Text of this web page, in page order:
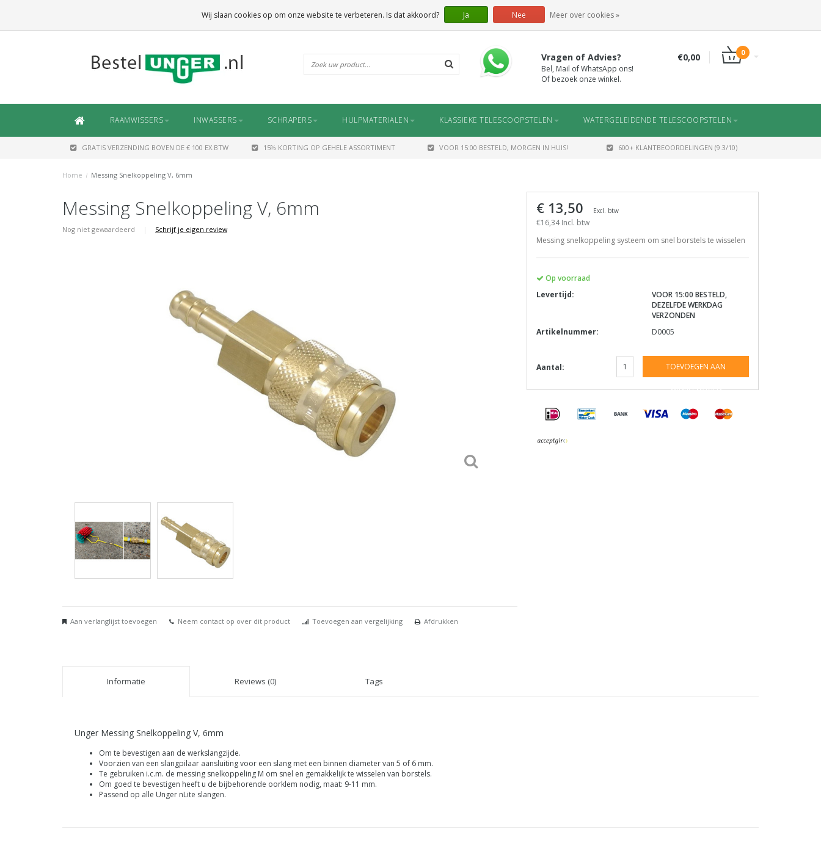
Vragen of Advies?
Bel, Mail of WhatsApp ons!
Of bezoek onze winkel.
€0,00 0
RAAMWISSERS INWASSERS SCHRAPERS HULPMATERIALEN KLASSIEKE TELESCOOPSTELEN WATERGELEIDENDE TELESCOOPSTELEN
GRATIS VERZENDING BOVEN DE € 100 EX.BTW 15% KORTING OP GEHELE ASSORTIMENT VOOR 15:00 BESTELD, MORGEN IN HUIS! 600+ KLANTBEOORDELINGEN (9.3/10)
Home / Messing Snelkoppeling V, 6mm
Messing Snelkoppeling V, 6mm
Nog niet gewaardeerd | Schrijf je eigen review
Aan verlanglijst toevoegen Neem contact op over dit product Toevoegen aan vergelijking Afdrukken
€ 13,50 Excl. btw
€16,34 Incl. btw
Messing snelkoppeling systeem om snel borstels te wisselen
Op voorraad
Levertijd:
VOOR 15:00 BESTELD,
DEZELFDE WERKDAG
VERZONDEN
Artikelnummer:
D0005
Aantal: TOEVOEGEN AAN
WINKELWAGEN
Informatie Reviews (0) Tags
Unger Messing Snelkoppeling V, 6mm
Om te bevestigen aan de werkslangzijde.
Voorzien van een slangpilaar aansluiting voor een slang met een binnen diameter van 5 of 6 mm.
Te gebruiken i.c.m. de messing snelkoppeling M om snel en gemakkelijk te wisselen van borstels.
Om goed te bevestigen heeft u de bijbehorende oorklem nodig, maat: 9-11 mm.
Passend op alle Unger nLite slangen.
Wij slaan cookies op om onze website te verbeteren. Is dat akkoord? Ja Nee Meer over cookies »